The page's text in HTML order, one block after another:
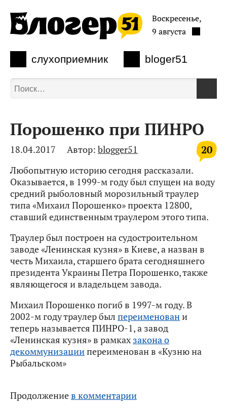
слухоприемник bloger51
Воскресенье,
9 августа
Порошенко при ПИНРО
20
18.04.2017 Автор: blogger51
Любопытную историю сегодня рассказали.
Оказывается, в 1999-м году был спущен на воду
средний рыболовный морозильный траулер
типа «Михаил Порошенко» проекта 12800,
ставший единственным траулером этого типа.
Траулер был построен на судостроительном
заводе «Ленинская кузня» в Киеве, а назван в
честь Михаила, старшего брата сегодняшнего
президента Украины Петра Порошенко, также
являющегося и владельцем завода.
Михаил Порошенко погиб в 1997-м году. В
2002-м году траулер был переименовани
теперь называется ПИНРО-1, а завод
«Ленинская кузня» в рамках закона о
декоммунизациипереименован в «Кузню на
Рыбальском»
Продолжениев комментарии